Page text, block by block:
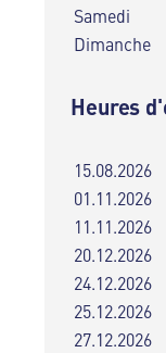
Samedi
Dimanche
Heures
15.08.2026
01.11.2026
11.11.2026
20.12.2026
24.12.2026
25.12.2026
27.12.2026